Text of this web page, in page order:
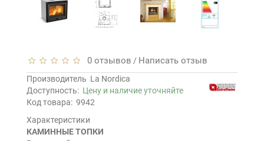
0 отзывов / Написать отзыв
Производитель La Nordica
Доступность: Цену и наличие уточняйте
Код товара: 9942
Характеристики
КАМИННЫЕ ТОПКИ